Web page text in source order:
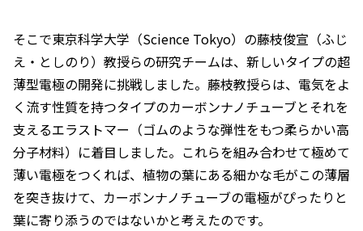
そこで東京科学大学（Science Tokyo）の藤枝俊宣（ふじ
え・としのり）教授らの研究チームは、新しいタイプの超
薄型電極の開発に挑戦しました。藤枝教授らは、電気をよ
く流す性質を持つタイプのカーボンナノチューブとそれを
支えるエラストマー（ゴムのような弾性をもつ柔らかい高
分子材料）に着目しました。これらを組み合わせて極めて
薄い電極をつくれば、植物の葉にある細かな毛がこの薄層
を突き抜けて、カーボンナノチューブの電極がぴったりと
葉に寄り添うのではないかと考えたのです。